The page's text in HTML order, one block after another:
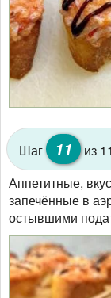
Шаг 11 из
Аппетитные,
запечённые в
остывшими